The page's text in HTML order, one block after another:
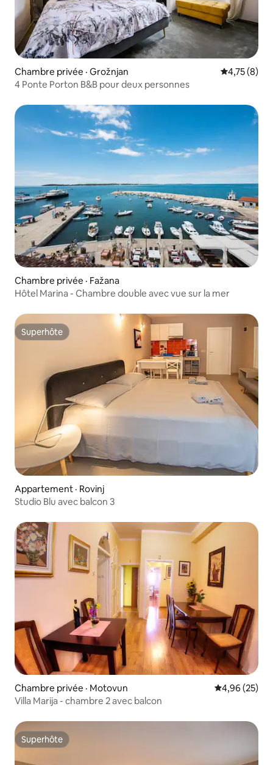
Chambre privée · Grožnjan Note
4,75 (8)
4 Ponte Porton B&B pour deux personnes
Chambre privée · Fažana
Hôtel Marina - Chambre double avec vue sur la mer
Superhôte
Superhôte
Appartement · Rovinj
Studio Blu avec balcon 3
Chambre privée · Motovun Note
4,96 (25)
Villa Marija - chambre 2 avec balcon
Superhôte
Superhôte